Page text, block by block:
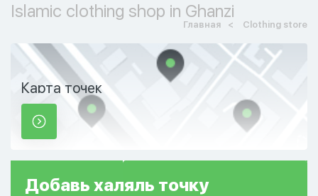
Islamic clothing shop in Ghanzi
Главная Clothing store
Карта точек
Добавь халяль точку